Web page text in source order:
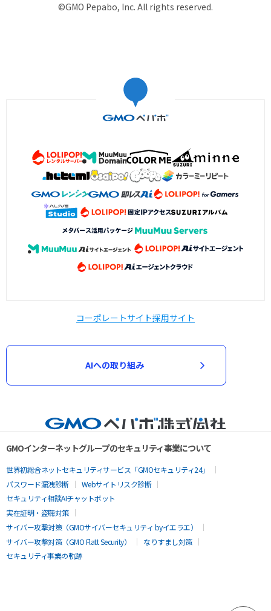
©GMO Pepabo, Inc. All rights reserved.
コーポレートサイト採用サイト
AIへの取り組み
GMOインターネットグループのセキュリティ事業について
世界初総合ネットセキュリティサービス「GMOセキュリティ24」
パスワード漏洩診断
Webサイトリスク診断
セキュリティ相談AIチャットボット
実在証明・盗聴対策
サイバー攻撃対策（GMOサイバーセキュリティ byイエラエ）
サイバー攻撃対策（GMO Flatt Security）
なりすまし対策
セキュリティ事業の軌跡